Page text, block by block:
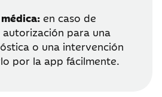
en caso de
autorización para una
o una intervención
por la app fácilmente.